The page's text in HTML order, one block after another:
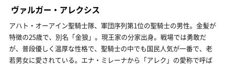
ヴァルガー・アレクシス
アハト・オーアイン聖騎士隊、軍団序列第1位の聖騎士の男性。金髪が
特徴の25歳で、別名「金狼」。現王家の分家出身。戦場では勇敢だ
が、普段優しく温厚な性格で、聖騎士の中でも国民人気が一番で、老
若男女に愛されている。エナ・ミレーナから「アレク」の愛称で呼ば